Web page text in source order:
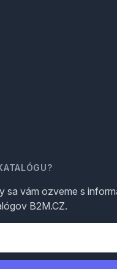
sa vám ozveme s
B2M.CZ.